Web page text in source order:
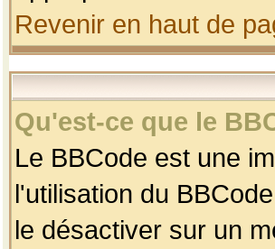
Revenir en haut de
Qu'est-ce que le
Le BBCode est une
l'utilisation du
le désactiver sur un